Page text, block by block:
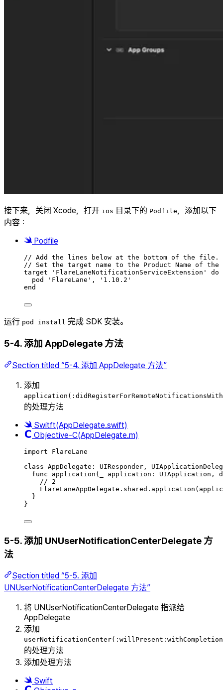
接下来，关闭 Xcode，打开 ios 目录下的 Podfile
，添加以下
内容：
Podfile
// Add the lines below at the bottom of the file.
// Set the target name to the Product Name of
target 'FlareLaneNotificationServiceExtension' do
pod 'FlareLane', ' 1.10.2 '
end
运行 pod install 完成 SDK 安装。
5-4. 添加 AppDelegate 方法
Section titled “5-4. 添加 AppDelegate 方法”
添加
的处理方法
Switft(AppDelegate.swift)
Objective-C(AppDelegate.m)
import
FlareLane
class AppDelegate : UIResponder ,
func
application ( application: UIApplication,
// 2
FlareLaneAppDelegate. shared . application (
}
}
5-5. 添加 UNUserNotificationCenterDelegate 方
法
Section titled “5-5. 添加
UNUserNotificationCenterDelegate 方法”
将 UNUserNotificationCenterDelegate 指派给
AppDelegate
添加
的处理方法
添加处理方法
Swift